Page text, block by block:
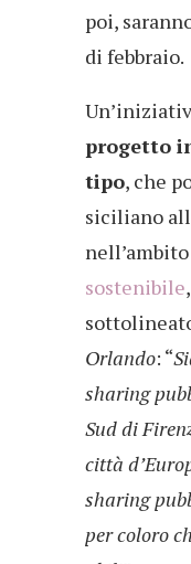
poi,
di febbraio.
progetto
tipo, che
siciliano
sostenibile
Orlando: “
sharing
Sud di
città
sharing
per coloro